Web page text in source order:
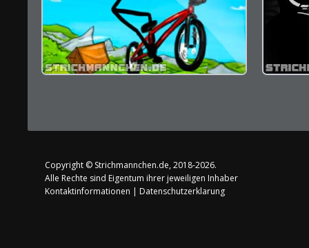
Copyright © Strichmannchen.de, 2018-2026.
Alle Rechte sind Eigentum ihrer jeweiligen Inhaber
Kontaktinformationen | Datenschutzerklarung